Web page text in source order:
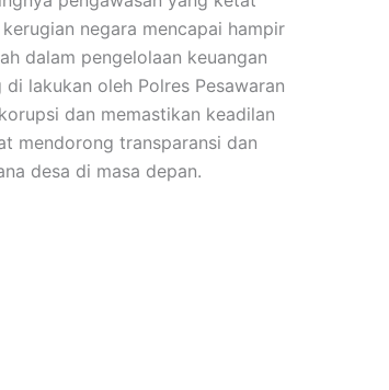
negara mencapai hampir
dalam pengelolaan keuangan
lakukan oleh Polres Pesawaran
dan memastikan keadilan
mendorong transparansi dan
desa di masa depan.